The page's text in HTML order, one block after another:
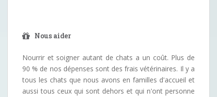
Nous aider
Nourrir et soigner autant de chats a un coût. Plus de
90 % de nos dépenses sont des frais vétérinaires. Il y a
tous les chats que nous avons en familles d'accueil et
aussi tous ceux qui sont dehors et qui n'ont personne